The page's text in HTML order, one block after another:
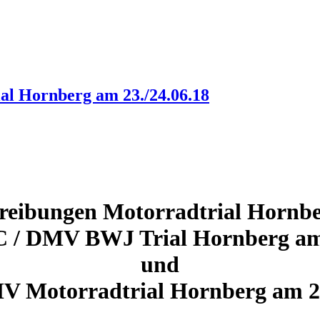
Hornberg am 23./24.06.18
Motorradtrial
/ DMV BWJ Trial Hornberg
und
Motorradtrial Hornberg am